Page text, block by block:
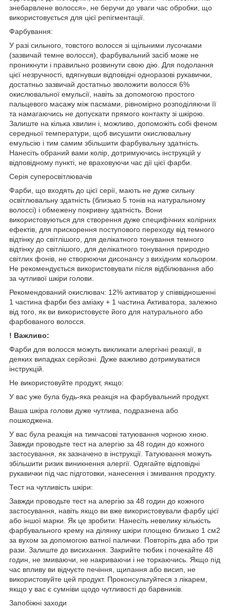
знебарвлене волосся», не беручи до уваги час обробки, що
використовується для цієї репігментації.
Фарбування:
У разі сильного, товстого волосся зі щільними лусочками
(зазвичай темне волосся), фарбувальний засіб може не
проникнути і правильно розвинути свою дію. Для подолання
цієї незручності, вдягнувши відповідні одноразові рукавички,
достатньо зазвичай достатньо зволожити волосся 6%
окислювальної емульсії, навіть за допомогою простого
пальцевого масажу між пасмами, рівномірно розподіляючи її
та намагаючись не допускати прямого контакту зі шкірою.
Залиште на кілька хвилин і, можливо, допоможіть собі феном
середньої температури, щоб висушити окислювальну
емульсію і тим самим збільшити фарбувальну здатність.
Нанесіть обраний вами колір, дотримуючись інструкцій у
відповідному пункті, не враховуючи час дії цієї фарби.
Серія суперосвітлювачів
Фарби, що входять до цієї серії, мають не дуже сильну
освітлювальну здатність (близько 5 тонів на натуральному
волоссі) і обмежену покривну здатність. Вони
використовуються для створення дуже специфічних колірних
ефектів, для прискорення поступового переходу від темного
відтінку до світлішого, для делікатного тонування темного
відтінку до світлішого, для делікатного тонування природно
світлих фонів, не створюючи дисонансу з вихідним кольором.
Не рекомендується використовувати після відбілювання або
за чутливої шкіри голови.
Рекомендований окислювач: 12% активатор у співвідношенні
1 частина фарби без аміаку + 1 частина Активатора, залежно
від того, як ви використовуєте його для натурального або
фарбованого волосся.
! Важливо:
Фарби для волосся можуть викликати алергічні реакції, в
деяких випадках серйозні. Дуже важливо дотримуватися
інструкцій.
Не використовуйте продукт, якщо:
У вас уже була будь-яка реакція на фарбувальний продукт.
Ваша шкіра голови дуже чутлива, подразнена або
пошкоджена.
У вас була реакція на тимчасові татуювання чорною хною.
Завжди проводьте тест на алергію за 48 годин до кожного
застосування, як зазначено в інструкції. Татуювання можуть
збільшити ризик виникнення алергії. Одягайте відповідні
рукавички під час підготовки, нанесення і змивання продукту.
Тест на чутливість шкіри:
Завжди проводьте тест на алергію за 48 годин до кожного
застосування, навіть якщо ви вже використовували фарбу цієї
або іншої марки. Як це зробити: Нанесіть невелику кількість
фарбувального крему на ділянку шкіри площею близько 1 см2
за вухом за допомогою ватної палички. Повторіть два або три
рази. Залиште до висихання. Закрийте тюбик і почекайте 48
годин, не змиваючи, не накриваючи і не торкаючись. Якщо під
час впливу ви відчуєте печіння, щипання або висип, не
використовуйте цей продукт. Проконсультуйтеся з лікарем,
якщо у вас є сумніви щодо чутливості до барвників.
Запобіжні заходи